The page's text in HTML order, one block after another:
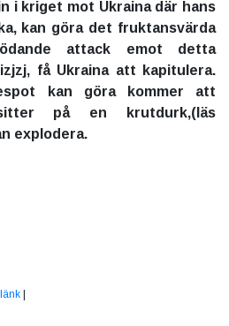
i kriget mot Ukraina där hans
kan göra det fruktansvärda
attack emot detta
få Ukraina att kapitulera.
kan göra kommer att
på en krutdurk,(läs
explodera.
|